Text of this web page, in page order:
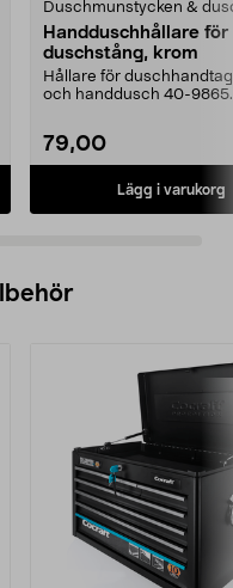
Duschmunstycken &
Handduschhållare
duschstång, krom
Hållare för
och handdusch 40-
79,00
Lägg i varukorg